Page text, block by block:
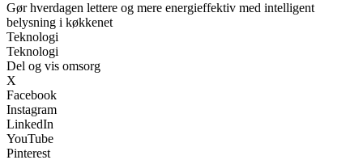
Gør hverdagen lettere og mere energieffektiv med intelligent
belysning i køkkenet
Teknologi
Teknologi
Del og vis omsorg
X
Facebook
Instagram
LinkedIn
YouTube
Pinterest